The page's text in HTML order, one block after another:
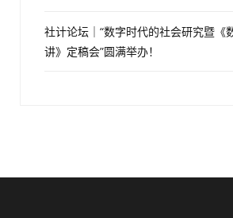
社计论坛｜“数字时代的社会研究暨《
讲》定稿会”圆满举办！